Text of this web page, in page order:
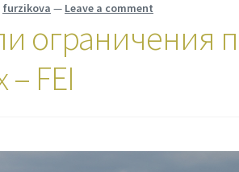
furzikova — Leave a comment
ограничения
FEI